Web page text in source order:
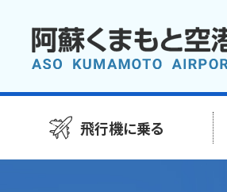
飛行機に乗る